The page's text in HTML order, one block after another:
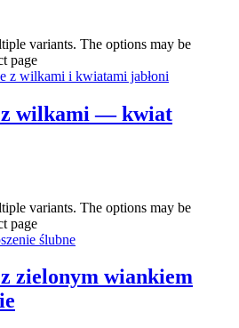
variants. The options may be
page
z wilkami — kwiat
variants. The options may be
page
zielonym wiankiem